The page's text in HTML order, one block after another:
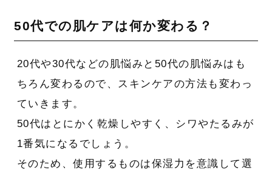
50代での肌ケアは何か変わる？
20代や30代などの肌悩みと50代の肌悩みはも
ちろん変わるので、スキンケアの方法も変わっ
ていきます。
50代はとにかく乾燥しやすく、シワやたるみが
1番気になるでしょう。
そのため、使用するものは保湿力を意識して選